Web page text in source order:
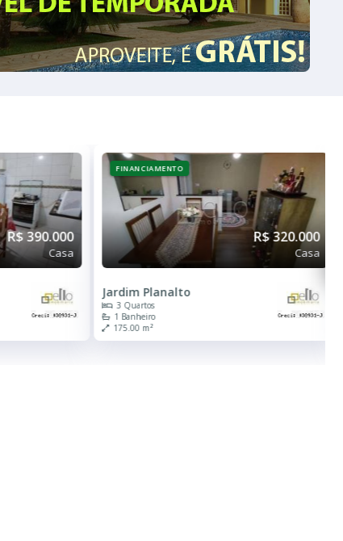
R$ 390.000
Casa
FINANCIAMENTO
R$ 320.000
Casa
Jardim Planalto
3 Quartos
1 Banheiro
175.00 m²